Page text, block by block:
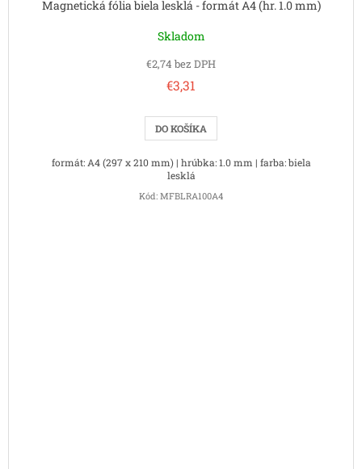
Magnetická fólia biela lesklá - formát A4 (hr. 1.0 mm)
Skladom
€2,74 bez DPH
€3,31
DO KOŠÍKA
formát: A4 (297 x 210 mm) | hrúbka: 1.0 mm | farba: biela
lesklá
Kód: MFBLRA100A4